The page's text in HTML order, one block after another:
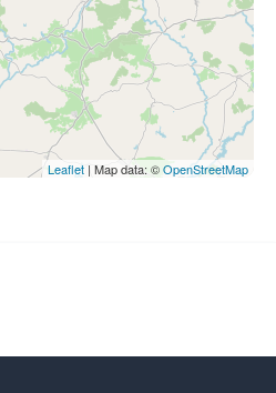
Leaflet | Map data: ©OpenStreetMap